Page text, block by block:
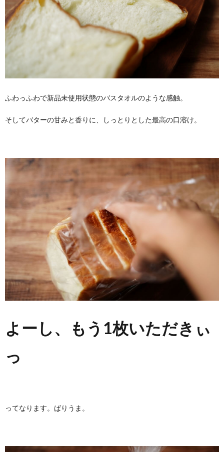
ふわっふわで新品未使用状態のバスタオルのような感触。
そしてバターの甘みと香りに、しっとりとした最高の口溶け。
よーし、もう1枚いただきぃ
っ
ってなります。ばりうま。